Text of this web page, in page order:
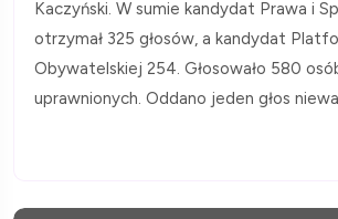
Kaczyński. W sumie kandydat Prawa i
otrzymał 325 głosów, a kandydat
Obywatelskiej 254. Głosowało 580
uprawnionych. Oddano jeden głos